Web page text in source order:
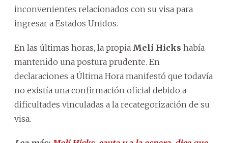
inconvenientes relacionados con su visa para
ingresar a Estados Unidos.
En las últimas horas, la propia Meli Hicks había
mantenido una postura prudente. En
declaraciones a Última Hora manifestó que todavía
no existía una confirmación oficial debido a
dificultades vinculadas a la recategorización de su
visa.